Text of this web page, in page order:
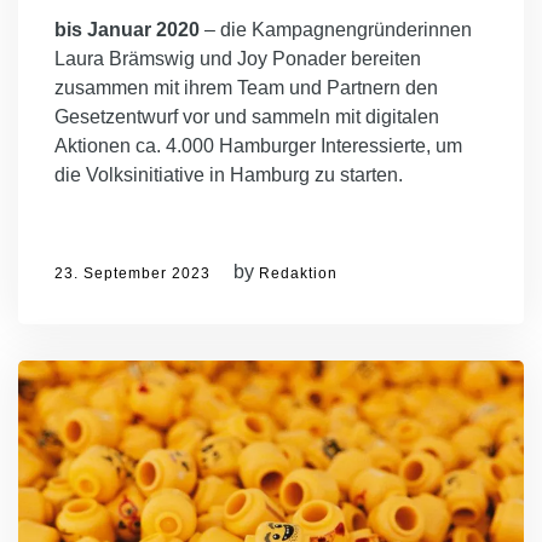
bis Januar 2020 – die Kampagnengründerinnen
Laura Brämswig und Joy Ponader bereiten
zusammen mit ihrem Team und Partnern den
Gesetzentwurf vor und sammeln mit digitalen
Aktionen ca. 4.000 Hamburger Interessierte, um
die Volksinitiative in Hamburg zu starten.
23. September 2023 by Redaktion